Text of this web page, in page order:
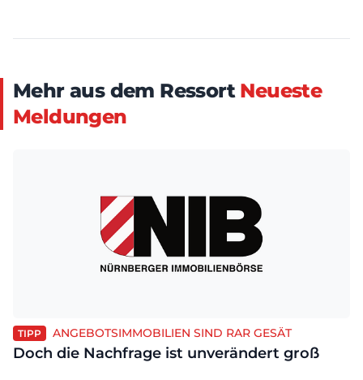
Mehr aus dem Ressort Neueste
Meldungen
TIPP ANGEBOTSIMMOBILIEN SIND RAR GESÄT
Doch die Nachfrage ist unverändert groß